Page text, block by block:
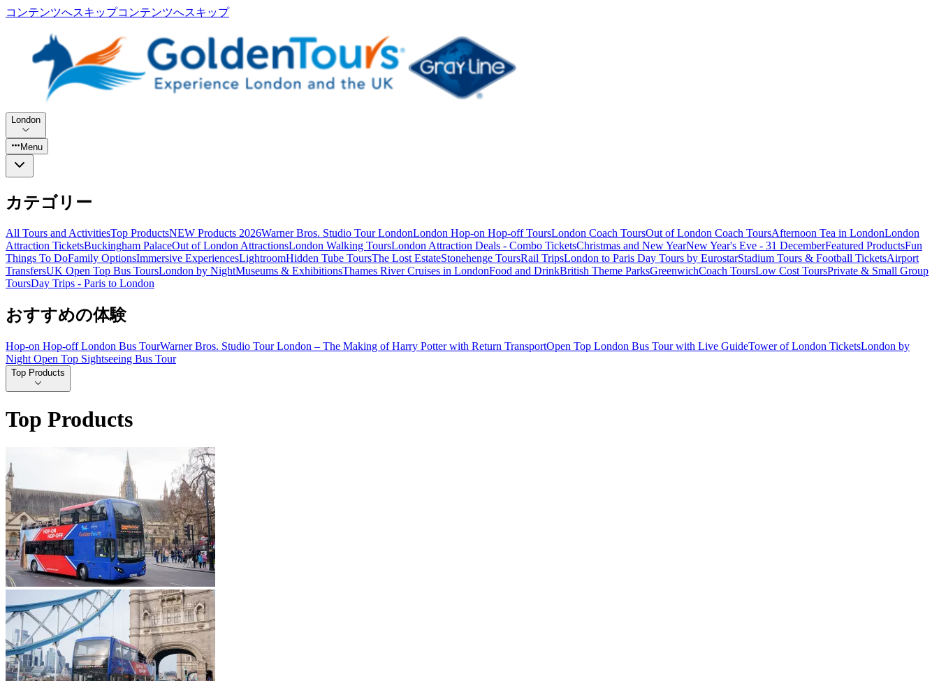
コンテンツへスキップコンテンツへスキップ
London
Menu
カテゴリー
All Tours and ActivitiesTop ProductsNEW Products 2026Warner Bros. Studio Tour LondonLondon Hop-on Hop-off ToursLondon Coach ToursOut of London Coach ToursAfternoon Tea in LondonLondon
Attraction TicketsBuckingham PalaceOut of London AttractionsLondon Walking ToursLondon Attraction Deals - Combo TicketsChristmas and New YearNew Year's Eve - 31 DecemberFeatured ProductsFun
Things To DoFamily OptionsImmersive ExperiencesLightroomHidden Tube ToursThe Lost EstateStonehenge ToursRail TripsLondon to Paris Day Tours by EurostarStadium Tours & Football TicketsAirport
TransfersUK Open Top Bus ToursLondon by NightMuseums & ExhibitionsThames River Cruises in LondonFood and DrinkBritish Theme ParksGreenwichCoach ToursLow Cost ToursPrivate & Small Group
ToursDay Trips - Paris to London
おすすめの体験
Hop-on Hop-off London Bus TourWarner Bros. Studio Tour London – The Making of Harry Potter with Return TransportOpen Top London Bus Tour with Live GuideTower of London TicketsLondon by
Night Open Top Sightseeing Bus Tour
Top Products
Top Products